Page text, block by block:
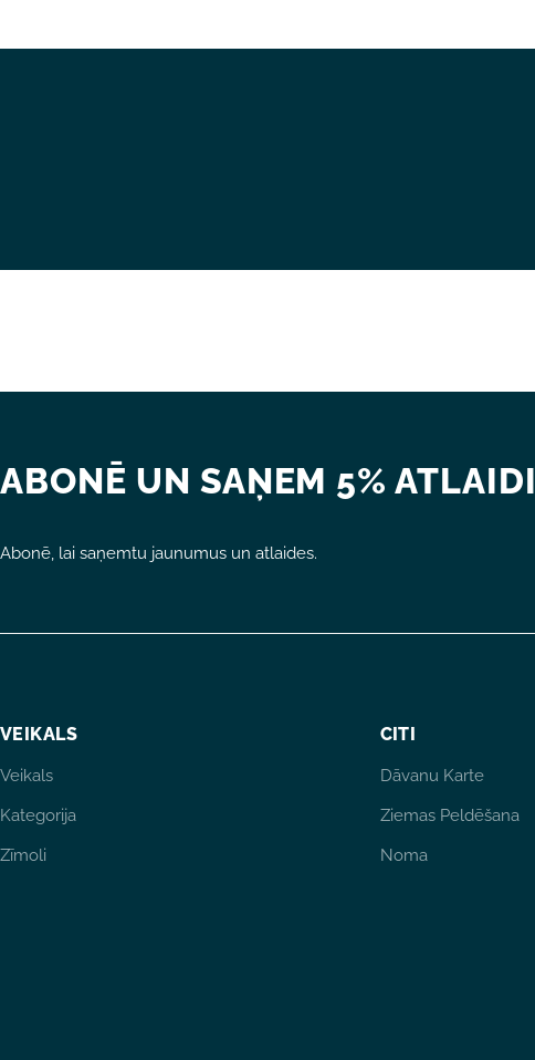
ABONĒ UN SAŅEM 5% ATLAIDI
Abonē, lai saņemtu jaunumus un atlaides.
VEIKALS
Veikals
Kategorija
Zīmoli
CITI
Dāvanu Karte
Ziemas Peldēšana
Noma